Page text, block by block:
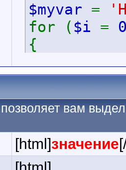
$myvar =
for ( $i =
{
echo
}
вам
[html]значение